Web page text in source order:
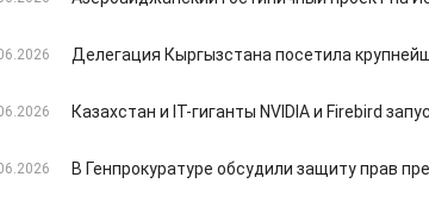
Делегация Кыргызстана посетила
Казахстан и IT-гиганты NVIDIA и Firebird
В Генпрокуратуре обсудили защиту прав